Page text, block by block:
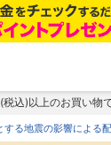
込)以上のお買い物
する地震の影響による